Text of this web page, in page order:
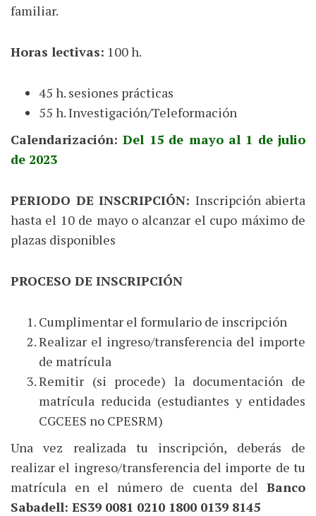
familiar.
Horas lectivas: 100 h.
45 h. sesiones prácticas
55 h. Investigación/Teleformación
Calendarización:Del 15 de mayo al 1 de julio
de 2023
PERIODO DE INSCRIPCIÓN: Inscripción abierta
hasta el 10 de mayo o alcanzar el cupo máximo de
plazas disponibles
PROCESO DE INSCRIPCIÓN
Cumplimentar el formulario de inscripción
Realizar el ingreso/transferencia del importe
de matrícula
Remitir (si procede) la documentación de
matrícula reducida (estudiantes y entidades
CGCEES no CPESRM)
Una vez realizada tu inscripción, deberás de
realizar el ingreso/transferencia del importe de tu
matrícula en el número de cuenta del Banco
Sabadell: ES39 0081 0210 1800 0139 8145